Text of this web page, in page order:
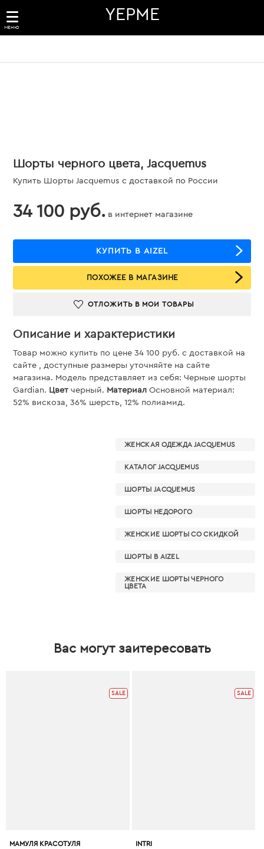
МЕНЮ
YEPME
Шорты черного цвета, Jacquemus
Купить Шорты Jacquemus с доставкой по России
34 100 руб. в интернет магазине
КУПИТЬ В AIZEL
ПОХОЖЕЕ В МАГАЗИНЕ
ОТЛОЖИТЬ В МОИ ТОВАРЫ
Описание и характеристики
Товар можно купить по цене 34 100 руб. c доставкой на
сайте , доступные размеры уточняйте на сайте
магазина. Модель представляет из себя: Черные шорты
Gardian. Цвет черный. Материал Основной материал:
52% вискоза, 36% шерсть, 12% полиамид.
ЖЕНСКАЯ ОДЕЖДА JACQUEMUS
КАТАЛОГ JACQUEMUS
ШОРТЫ JACQUEMUS
ШОРТЫ НЕДОРОГО
ЖЕНСКИЕ ШОРТЫ СО СКИДКОЙ
ШОРТЫ В AIZEL
ЖЕНСКИЕ ШОРТЫ ЧЕРНОГО
ЦВЕТА
Вас могут заитересовать
SALE
МАМУЛЯ КРАСОТУЛЯ
SALE
INTRI